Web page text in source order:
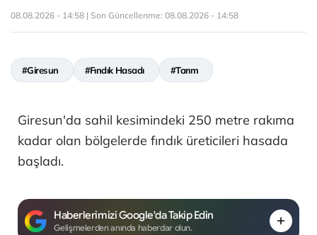
08.08.2026 - 14:58 | Son Güncellenme: 08.08.2026 - 14:58
#Giresun #Fındık Hasadı #Tarım
Giresun'da sahil kesimindeki 250 metre rakıma
kadar olan bölgelerde fındık üreticileri hasada
başladı.
Haberlerimizi Google'da Takip Edin
Gelişmelerden anında haberdar olun.